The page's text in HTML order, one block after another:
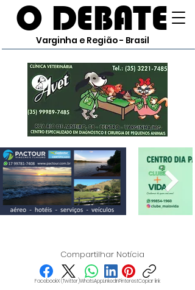
O DEBATE
Varginha e Região - Brasil
Compartilhar Notícia
FacebookX (Twitter)WhatsAppLinkedInPinterestCopiar link